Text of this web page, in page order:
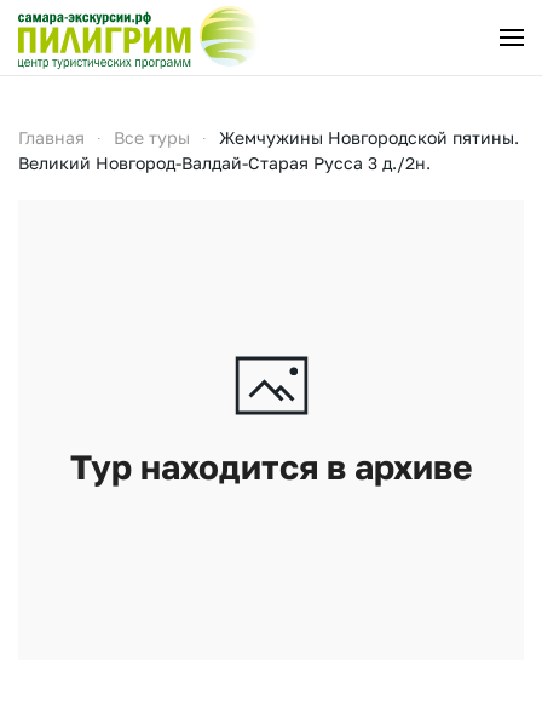
Перейти к содержимому
Главная Все туры
Жемчужины Новгородской пятины.
Великий Новгород-Валдай-Старая Русса 3 д./2н.
Тур находится в архиве